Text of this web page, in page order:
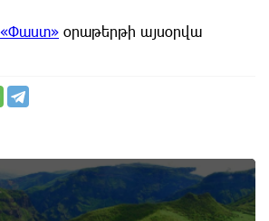
«Փաստ» օրաթերթի այսօրվա